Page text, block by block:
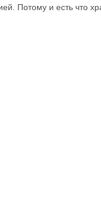
Потому и есть что